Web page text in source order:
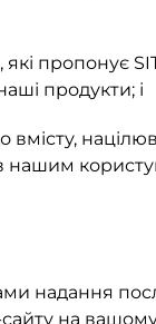
пропонує
продукти; і
нашим
надання
на